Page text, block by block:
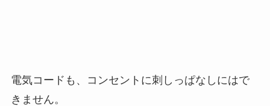
電気コードも、コンセントに刺しっぱなしにはで
きません。